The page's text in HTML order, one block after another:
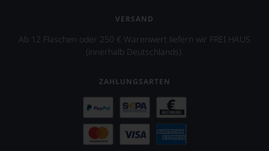
VERSAND
Ab 12 Flaschen oder 250 € Warenwert liefern wir FREI HAUS
(innerhalb Deutschlands).
ZAHLUNGSARTEN